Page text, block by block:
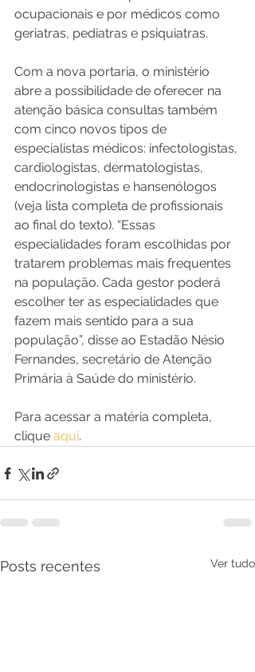
ocupacionais e por médicos como
geriatras, pediatras e psiquiatras.
Com a nova portaria, o ministério
abre a possibilidade de oferecer na
atenção básica consultas também
com cinco novos tipos de
especialistas médicos: infectologistas,
cardiologistas, dermatologistas,
endocrinologistas e hansenólogos
(veja lista completa de profissionais
ao final do texto). “Essas
especialidades foram escolhidas por
tratarem problemas mais frequentes
na população. Cada gestor poderá
escolher ter as especialidades que
fazem mais sentido para a sua
população”, disse ao Estadão Nésio
Fernandes, secretário de Atenção
Primária à Saúde do ministério.
Para acessar a matéria completa,
clique aqui.
Posts recentes Ver tudo